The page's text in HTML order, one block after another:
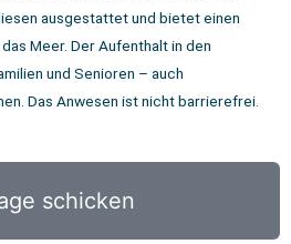
ausgestattet und bietet einen
Meer. Der Aufenthalt in den
und Senioren – auch
Das Anwesen ist nicht barrierefrei.
schicken